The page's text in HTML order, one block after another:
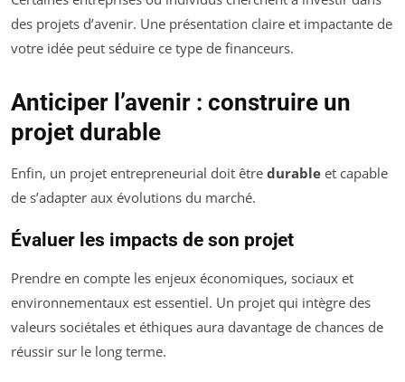
des projets d’avenir. Une présentation claire et impactante de
votre idée peut séduire ce type de financeurs.
Anticiper l’avenir : construire un
projet durable
Enfin, un projet entrepreneurial doit être durable et capable
de s’adapter aux évolutions du marché.
Évaluer les impacts de son projet
Prendre en compte les enjeux économiques, sociaux et
environnementaux est essentiel. Un projet qui intègre des
valeurs sociétales et éthiques aura davantage de chances de
réussir sur le long terme.